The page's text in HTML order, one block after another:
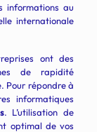
informations au
internationale
ont des
de rapidité
Pour répondre à
informatiques
. L’utilisation de
optimal de vos